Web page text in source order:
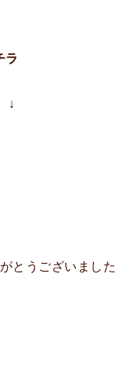
ラ
とうございました